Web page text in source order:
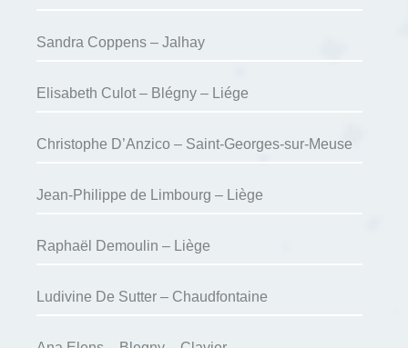
Sandra Coppens – Jalhay
Elisabeth Culot – Blégny – Liége
Christophe D’Anzico – Saint-Georges-sur-Meuse
Jean-Philippe de Limbourg – Liège
Raphaël Demoulin – Liège
Ludivine De Sutter – Chaudfontaine